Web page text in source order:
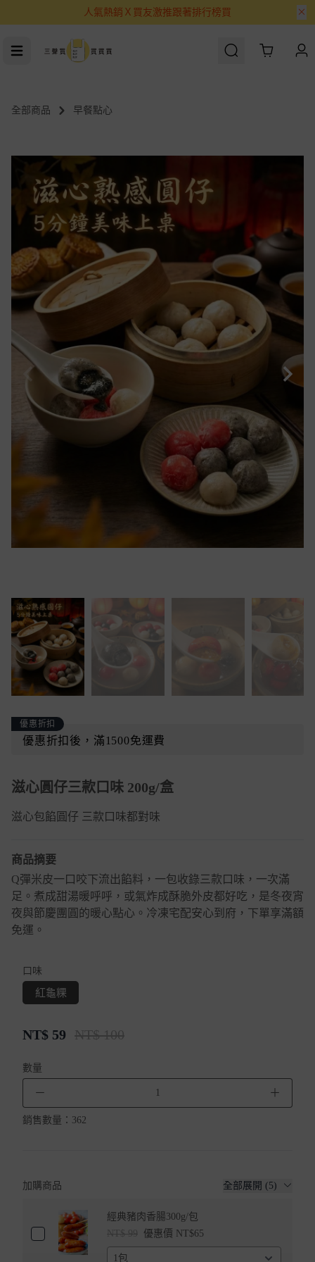
人氣熱銷Ｘ買友激推跟著排行榜買
Cart
全部商品 早餐點心
優惠折扣
優惠折扣後，滿1500免運費
滋心圓仔三款口味 200g/盒
滋心包餡圓仔 三款口味都對味
商品摘要
Q彈米皮一口咬下流出餡料，一包收錄三款口味，一次滿
足。煮成甜湯暖呼呼，或氣炸成酥脆外皮都好吃，是冬夜宵
夜與節慶團圓的暖心點心。冷凍宅配安心到府，下單享滿額
免運。
口味
紅龜粿
NT$ 59 NT$ 100
數量
－ ＋
銷售數量： 362
加購商品 全部展開 (5)
經典豬肉香腸300g/包
優惠價 NT$65